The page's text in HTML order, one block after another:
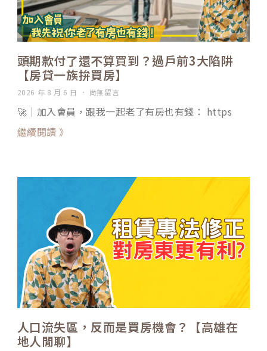
頭期款付了還不算買到？過戶前3大陷阱
【房貸一族拚買房】
2026 年 8 月 6 日 尚無留言
🚀｜加入會員，跟我一起老了有房也有錢： https
繼續閱讀 》
人口流失區，反而是買房機會？【高雄在
地人閒聊】